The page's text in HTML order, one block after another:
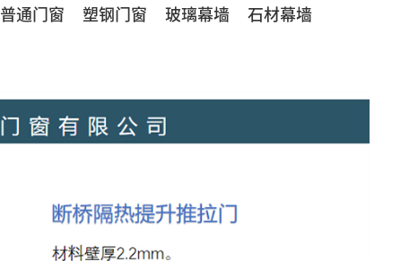
普通门窗 塑钢门窗 玻璃幕墙 石材幕墙